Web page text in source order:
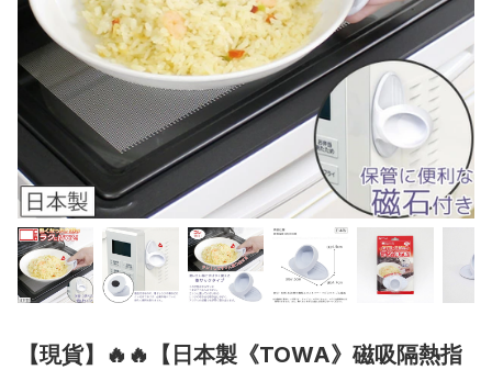
【現貨】🔥🔥【日本製《TOWA》磁吸隔熱指